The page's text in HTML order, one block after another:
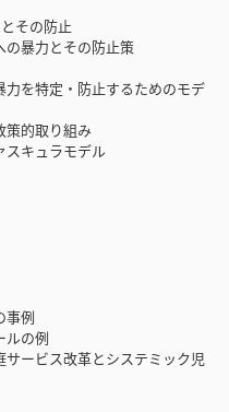
その防止
力とその防止策
特定・防止するためのモデ
的取り組み
キュラモデル
例
の例
ビス改革とシステミック児